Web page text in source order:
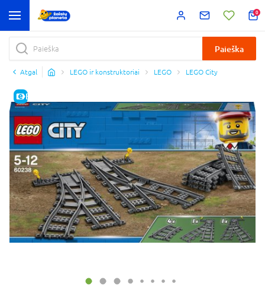
0
Paieška
Atgal LEGO ir konstruktoriai LEGO LEGO City
E-KAINA